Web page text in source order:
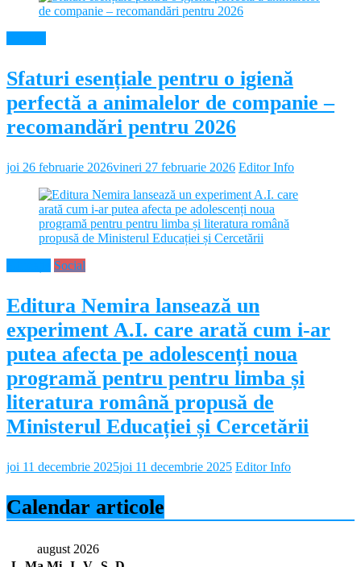
Sfaturi esențiale pentru o igienă
perfectă a animalelor de companie –
recomandări pentru 2026
joi 26 februarie 2026vineri 27 februarie 2026 Editor Info
Social
Editura Nemira lansează un
experiment A.I. care arată cum i-ar
putea afecta pe adolescenți noua
programă pentru pentru limba și
literatura română propusă de
Ministerul Educației și Cercetării
joi 11 decembrie 2025joi 11 decembrie 2025 Editor Info
Calendar articole
august 2026